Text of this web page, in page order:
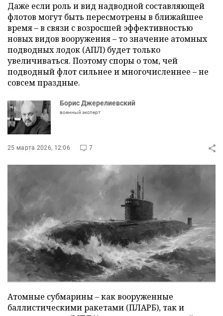
Даже если роль и вид надводной составляющей
флотов могут быть пересмотрены в ближайшее
время – в связи с возросшей эффективностью
новых видов вооружения – то значение атомных
подводных лодок (АПЛ) будет только
увеличиваться. Поэтому споры о том, чей
подводный флот сильнее и многочисленнее – не
совсем праздные.
Борис Джерелиевский
военный эксперт
25 марта 2026, 12:06 7
Атомные субмарины – как вооруженные
баллистическими ракетами (ПЛАРБ), так и